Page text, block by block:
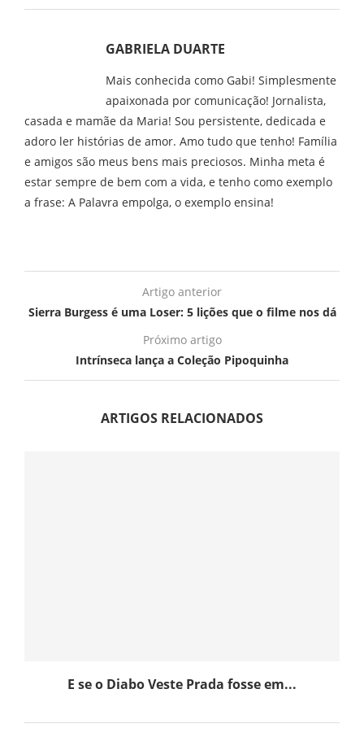
GABRIELA DUARTE
Mais conhecida como Gabi! Simplesmente
apaixonada por comunicação! Jornalista,
casada e mamãe da Maria! Sou persistente, dedicada e
adoro ler histórias de amor. Amo tudo que tenho! Família
e amigos são meus bens mais preciosos. Minha meta é
estar sempre de bem com a vida, e tenho como exemplo
a frase: A Palavra empolga, o exemplo ensina!
Artigo anterior
Sierra Burgess é uma Loser: 5 lições que o filme nos dá
Próximo artigo
Intrínseca lança a Coleção Pipoquinha
ARTIGOS RELACIONADOS
E se o Diabo Veste Prada fosse em...